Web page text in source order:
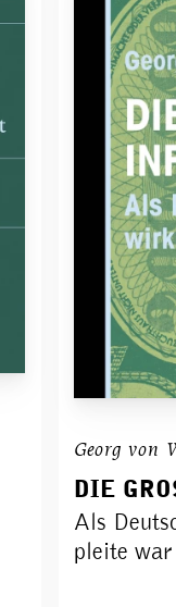
Georg von
DIE
Als
pleite war